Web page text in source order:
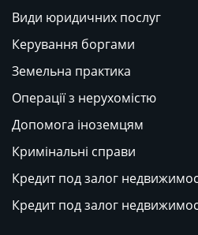
Види юридичних послуг
Керування боргами
Земельна практика
Операції з нерухомістю
Допомога іноземцям
Кримінальні справи
Кредит под залог
Кредит под залог